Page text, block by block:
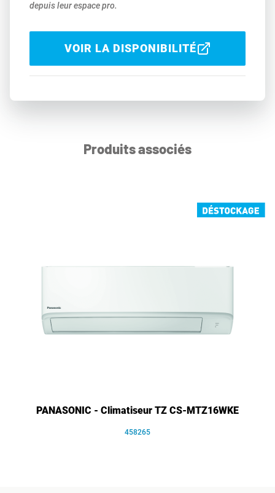
depuis leur espace pro.
VOIR LA DISPONIBILITÉ
Produits associés
PANASONIC - Climatiseur TZ CS-MTZ16WKE
458265